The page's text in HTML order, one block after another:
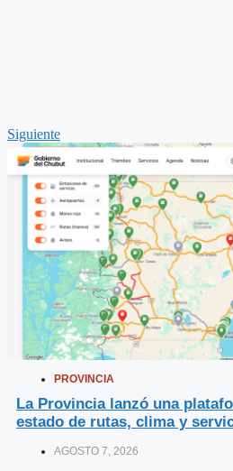
Siguiente
PROVINCIA
La Provincia lanzó una
estado de rutas, clima y
AGOSTO 7, 2026